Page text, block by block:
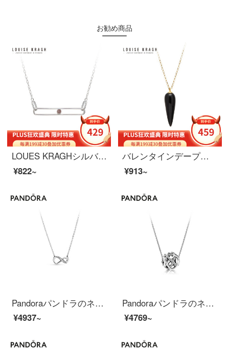
お勧め商品
LOUES KRAGHシルバーネックレス女性925シルバーネックレスには、セラミックペンダントをはめ込みました。ファッション的な軽い贅沢なアクセサリーです。
¥822~
バレンタインデープレゼントLOUISE KRAGHデンマーク925銀めっき18 K金象眼セラミックペンダントファッションアクセサリーセーターチェーンゴールド-カーボンブラック
¥913~
Pandoraパンドラのネックレスの鎖骨チェーンの女性925銀のきらきらしている永久不変の記号の首のチェーンの398821 C 01ファッション的なアクセサリは彼女に贈り物を送ります。
¥4937~
Pandoraパンドラのネックレスの鎖骨チェーンの女性925銀がきらきらと輝く輝く天の川B 801399ファッションアクセサリーは彼女にプレゼントします。
¥4769~